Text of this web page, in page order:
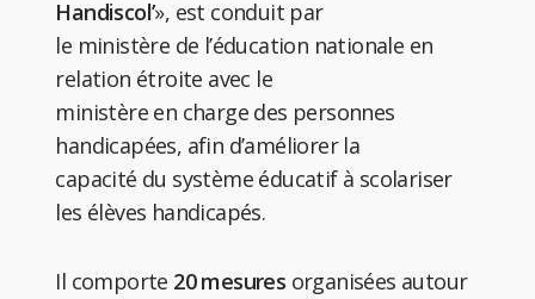
Handiscol’», est conduit par
le ministère de l’éducation nationale en
relation étroite avec le
ministère en charge des personnes
handicapées, afin d’améliorer la
capacité du système éducatif à scolariser
les élèves handicapés.
Il comporte 20 mesures organisées autour